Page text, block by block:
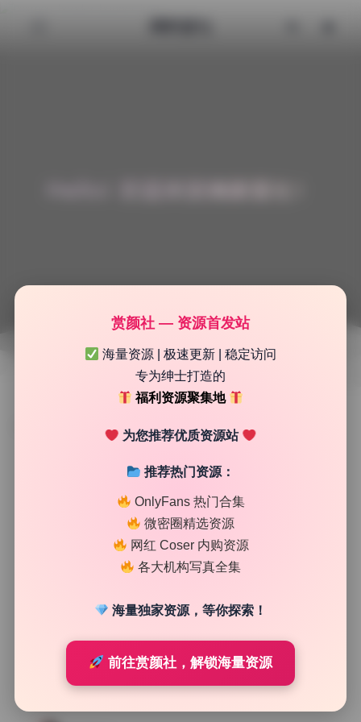
Cosplay合集
于大小姐 17套写真合集 2.74G原档精选打包下载
赏颜社 — 资源首发站
海量资源 | 极速更新 | 稳定访问
专为绅士打造的
福利资源聚集地
为您推荐优质资源站
推荐热门资源：
OnlyFans 热门合集
微密圈精选资源
网红 Coser 内购资源
各大机构写真全集
海量独家资源，等你探索！
前往赏颜社，解锁海量资源